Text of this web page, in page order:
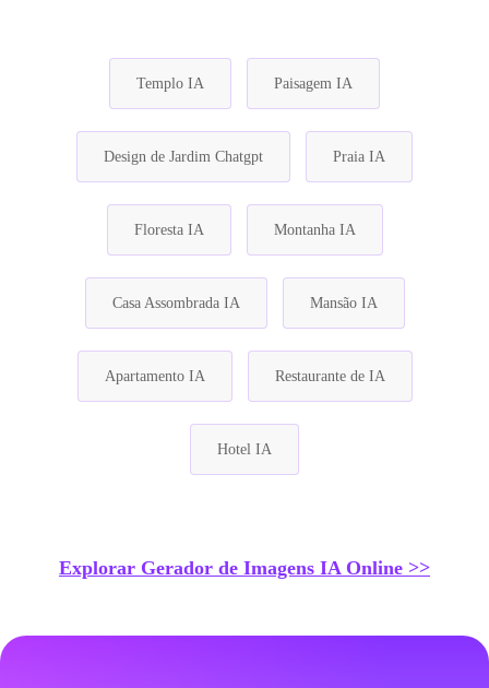
Templo IA Paisagem IA
Design de Jardim Chatgpt Praia IA
Floresta IA Montanha IA
Casa Assombrada IA Mansão IA
Apartamento IA Restaurante de IA
Hotel IA
Explorar Gerador de Imagens IA Online >>